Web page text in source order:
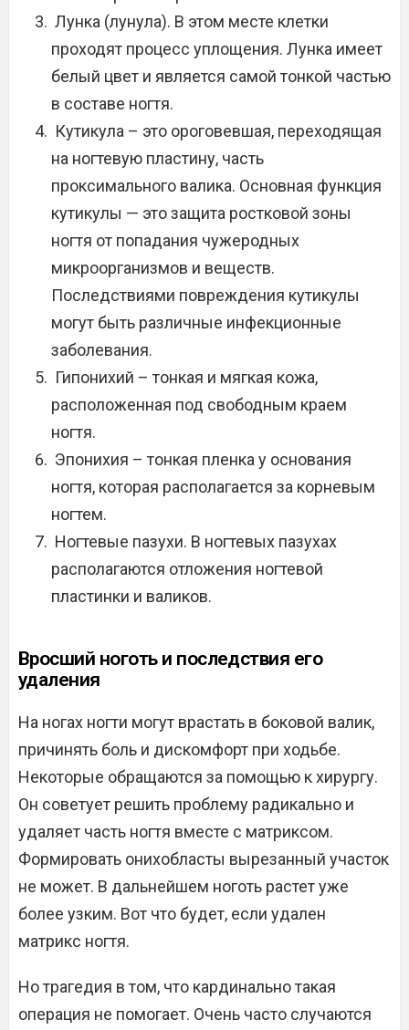
Лунка (лунула). В этом месте клетки
проходят процесс уплощения. Лунка имеет
белый цвет и является самой тонкой частью
в составе ногтя.
Кутикула – это ороговевшая, переходящая
на ногтевую пластину, часть
проксимального валика. Основная функция
кутикулы — это защита ростковой зоны
ногтя от попадания чужеродных
микроорганизмов и веществ.
Последствиями повреждения кутикулы
могут быть различные инфекционные
заболевания.
Гипонихий – тонкая и мягкая кожа,
расположенная под свободным краем
ногтя.
Эпонихия – тонкая пленка у основания
ногтя, которая располагается за корневым
ногтем.
Ногтевые пазухи. В ногтевых пазухах
располагаются отложения ногтевой
пластинки и валиков.
Вросший ноготь и последствия его
удаления
На ногах ногти могут врастать в боковой валик,
причинять боль и дискомфорт при ходьбе.
Некоторые обращаются за помощью к хирургу.
Он советует решить проблему радикально и
удаляет часть ногтя вместе с матриксом.
Формировать онихобласты вырезанный участок
не может. В дальнейшем ноготь растет уже
более узким. Вот что будет, если удален
матрикс ногтя.
Но трагедия в том, что кардинально такая
операция не помогает. Очень часто случаются